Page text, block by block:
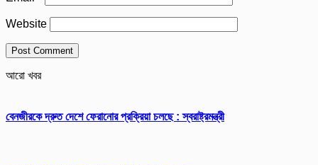
Website
আরো খবর
বেনজীরকে দ্রুত দেশে ফেরানোর প্রক্রিয়া চলছে : স্বরাষ্ট্রমন্ত্রী